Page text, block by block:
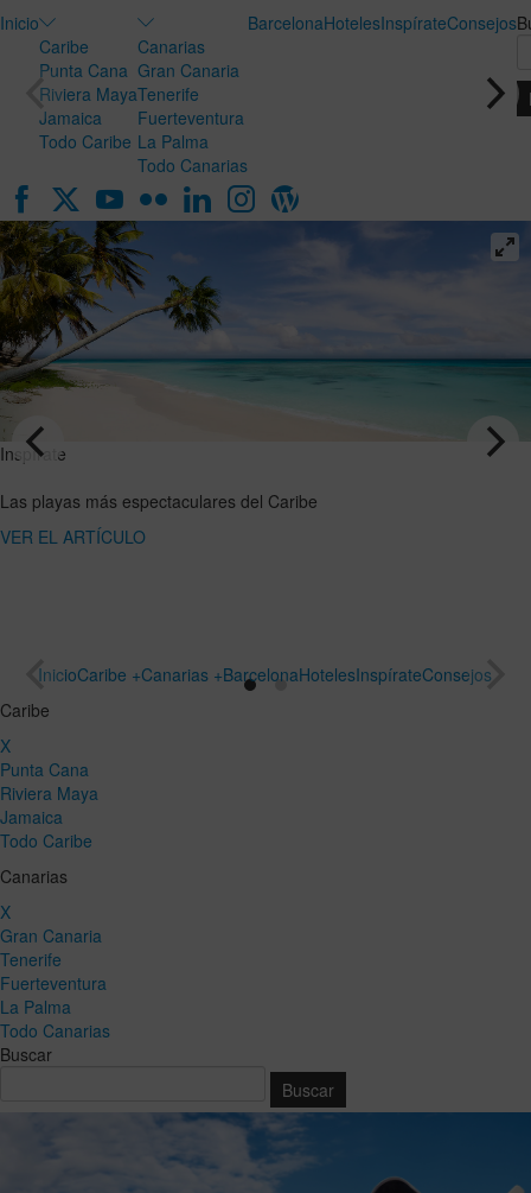
Inicio
Caribe
Punta Cana
Riviera Maya
Jamaica
Todo Caribe
Canarias
Gran Canaria
Tenerife
Fuerteventura
La Palma
Todo Canarias
BarcelonaHotelesInspírateConsejos
Inspírate
VER EL
miel en
ideal para
InicioCaribe +Canarias +BarcelonaHotelesInspírateConsejos
Caribe
X
Punta Cana
Riviera Maya
Jamaica
Todo Caribe
Canarias
X
Gran Canaria
Tenerife
Fuerteventura
La Palma
Todo Canarias
Buscar